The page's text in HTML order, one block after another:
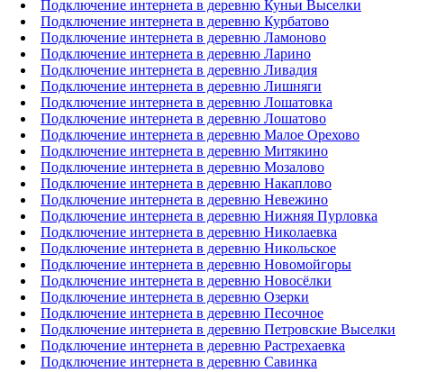
Подключение интернета в деревню Куньи Выселки
Подключение интернета в деревню Курбатово
Подключение интернета в деревню Ламоново
Подключение интернета в деревню Ларино
Подключение интернета в деревню Ливадия
Подключение интернета в деревню Лишняги
Подключение интернета в деревню Лошатовка
Подключение интернета в деревню Лошатово
Подключение интернета в деревню Малое Орехово
Подключение интернета в деревню Митякино
Подключение интернета в деревню Мозалово
Подключение интернета в деревню Накаплово
Подключение интернета в деревню Невежино
Подключение интернета в деревню Нижняя Пурловка
Подключение интернета в деревню Николаевка
Подключение интернета в деревню Никольское
Подключение интернета в деревню Новомойгоры
Подключение интернета в деревню Новосёлки
Подключение интернета в деревню Озерки
Подключение интернета в деревню Песочное
Подключение интернета в деревню Петровские Выселки
Подключение интернета в деревню Растрехаевка
Подключение интернета в деревню Савинка